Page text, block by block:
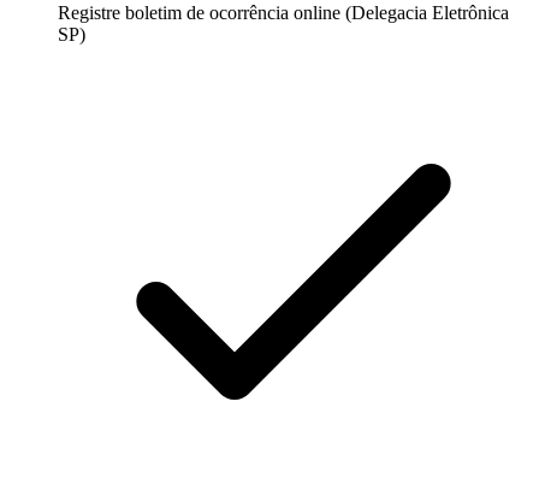
Registre boletim de ocorrência online (Delegacia Eletrônica
SP)